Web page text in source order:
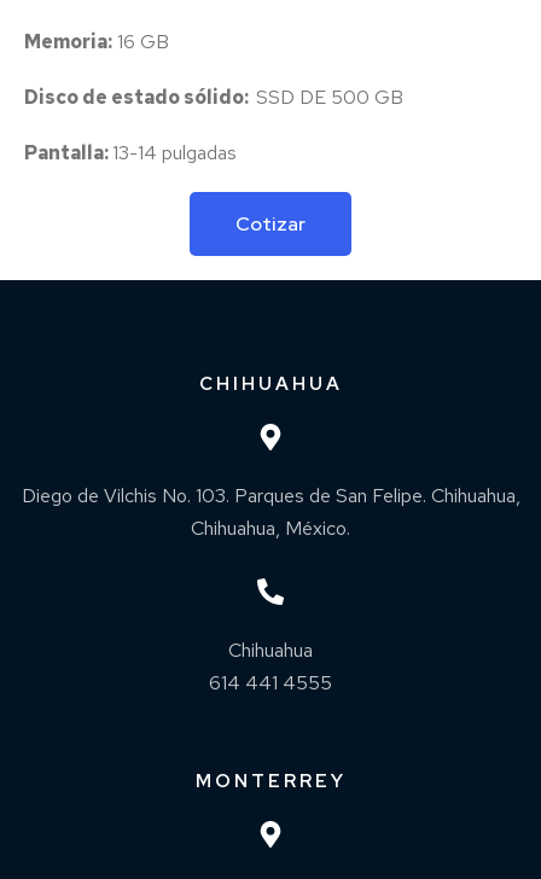
Memoria:16 GB
Disco de estado sólido: SSD DE 500 GB
Pantalla:13-14 pulgadas
Cotizar
CHIHUAHUA
Diego de Vilchis No. 103. Parques de San Felipe. Chihuahua,
Chihuahua, México.
Chihuahua
614 441 4555
MONTERREY